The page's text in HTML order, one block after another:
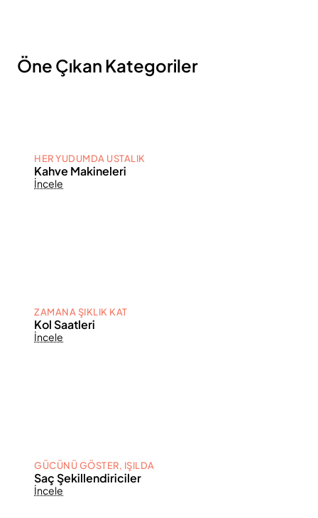
Öne Çıkan Kategoriler
HER YUDUMDA USTALIK
Kahve Makineleri
İncele
ZAMANA ŞIKLIK KAT
Kol Saatleri
İncele
GÜCÜNÜ GÖSTER, IŞILDA
Saç Şekillendiriciler
İncele